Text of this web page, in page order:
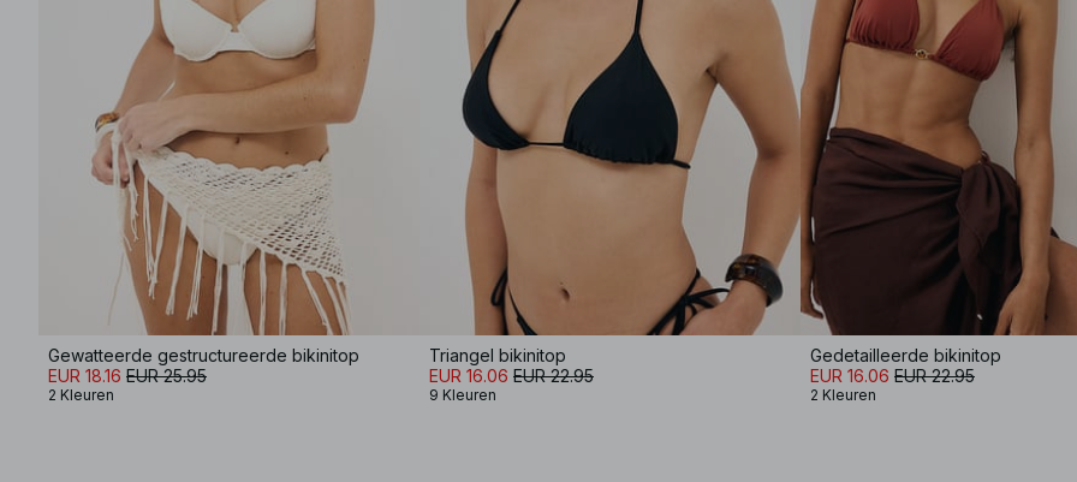
Gewatteerde gestructureerde bikinitop
EUR 18.16 EUR 25.95
2 Kleuren
Triangel bikinitop
EUR 16.06 EUR 22.95
9 Kleuren
Gedetailleerde bikinitop
EUR 16.06 EUR 22.95
2 Kleuren